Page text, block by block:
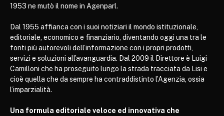
1953 ne mutò il nome in Agenparl.
Dal 1955 affianca con i suoi notiziari il mondo istituzionale,
editoriale, economico e finanziario, diventando oggi una tra le
fonti più autorevoli dell’informazione con i propri prodotti,
servizi e soluzioni all’avanguardia. Dal 2009 il Direttore è Luigi
Camilloni che ha proseguito lungo la strada tracciata da Lisi e
cioè quella che da sempre ha contraddistinto l’Agenzia, ossia
l’imparzialità.
Una formula editoriale veloce ed innovativa che